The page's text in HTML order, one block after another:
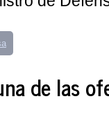
de las